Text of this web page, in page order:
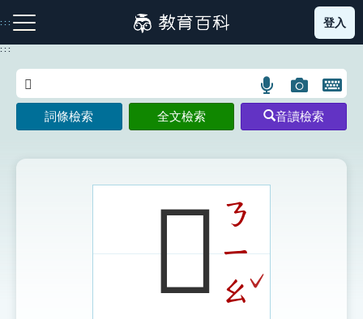
到
主
:::
注音索引圖示 筆畫索引圖示 部首索引表圖示
登入
:::
語
言
搜
示
圖
片
搜
開
鍵
圖
詞條檢索 全文檢索 音讀檢索
𨲂ㄋ
ㄧ
ㄠ
ˇ